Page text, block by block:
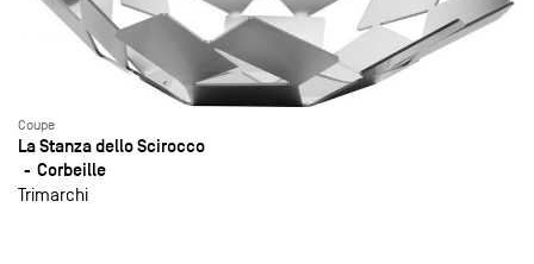
Coupe
La Stanza dello Scirocco
Corbeille
Trimarchi